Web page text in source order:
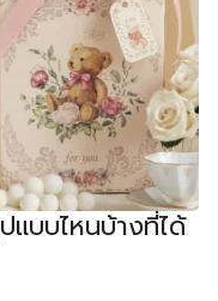
บบไหนบ้างที่ได้